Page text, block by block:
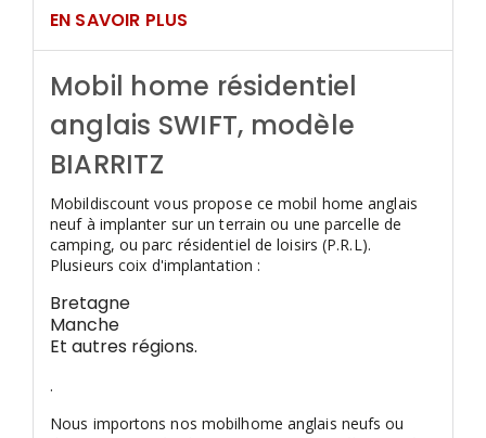
EN SAVOIR PLUS
Mobil home résidentiel
anglais SWIFT, modèle
BIARRITZ
Mobildiscount vous propose ce mobil home anglais
neuf à implanter sur un terrain ou une parcelle de
camping, ou parc résidentiel de loisirs (P.R.L).
Plusieurs coix d'implantation :
Bretagne
Manche
Et autres régions.
.
Nous importons nos mobilhome anglais neufs ou